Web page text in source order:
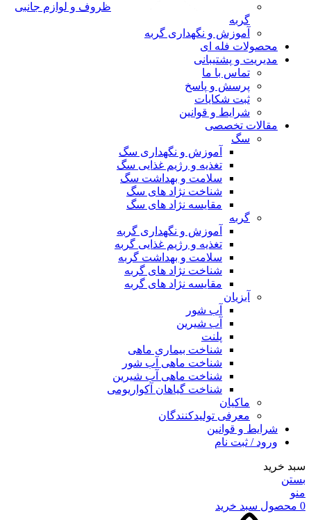
ظروف و لوازم جانبی
گربه
آموزش و نگهداری گربه
محصولات فله ای
مدیریت و پشتیبانی
تماس با ما
پرسش و پاسخ
ثبت شکایات
شرایط و قوانین
مقالات تخصصی
سگ
آموزش و نگهداری سگ
تغذیه و رژیم غذایی سگ
سلامت و بهداشت سگ
شناخت نژاد های سگ
مقایسه نژاد های سگ
گربه
آموزش و نگهداری گربه
تغذیه و رژیم غذایی گربه
سلامت و بهداشت گربه
شناخت نژاد های گربه
مقایسه نژاد های گربه
آبزیان
آب شور
آب شیرین
پلنت
شناخت بیماری ماهی
شناخت ماهی آب شور
شناخت ماهی آب شیرین
شناخت گیاهان آکواریومی
ماکیان
معرفی تولیدکنندگان
شرایط و قوانین
ورود / ثبت نام
سبد خرید
بستن
منو
0 محصول سبد خرید